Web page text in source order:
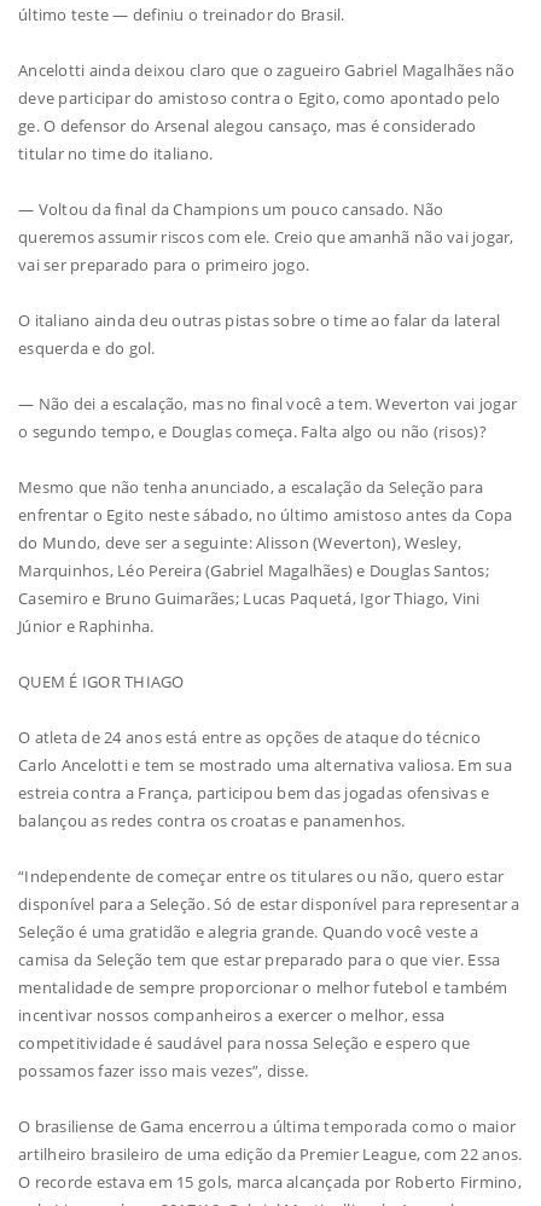
último teste — definiu o treinador do Brasil.
Ancelotti ainda deixou claro que o zagueiro Gabriel Magalhães não
deve participar do amistoso contra o Egito, como apontado pelo
ge. O defensor do Arsenal alegou cansaço, mas é considerado
titular no time do italiano.
— Voltou da final da Champions um pouco cansado. Não
queremos assumir riscos com ele. Creio que amanhã não vai jogar,
vai ser preparado para o primeiro jogo.
O italiano ainda deu outras pistas sobre o time ao falar da lateral
esquerda e do gol.
— Não dei a escalação, mas no final você a tem. Weverton vai jogar
o segundo tempo, e Douglas começa. Falta algo ou não (risos)?
Mesmo que não tenha anunciado, a escalação da Seleção para
enfrentar o Egito neste sábado, no último amistoso antes da Copa
do Mundo, deve ser a seguinte: Alisson (Weverton), Wesley,
Marquinhos, Léo Pereira (Gabriel Magalhães) e Douglas Santos;
Casemiro e Bruno Guimarães; Lucas Paquetá, Igor Thiago, Vini
Júnior e Raphinha.
QUEM É IGOR THIAGO
O atleta de 24 anos está entre as opções de ataque do técnico
Carlo Ancelotti e tem se mostrado uma alternativa valiosa. Em sua
estreia contra a França, participou bem das jogadas ofensivas e
balançou as redes contra os croatas e panamenhos.
“Independente de começar entre os titulares ou não, quero estar
disponível para a Seleção. Só de estar disponível para representar a
Seleção é uma gratidão e alegria grande. Quando você veste a
camisa da Seleção tem que estar preparado para o que vier. Essa
mentalidade de sempre proporcionar o melhor futebol e também
incentivar nossos companheiros a exercer o melhor, essa
competitividade é saudável para nossa Seleção e espero que
possamos fazer isso mais vezes”, disse.
O brasiliense de Gama encerrou a última temporada como o maior
artilheiro brasileiro de uma edição da Premier League, com 22 anos.
O recorde estava em 15 gols, marca alcançada por Roberto Firmino,